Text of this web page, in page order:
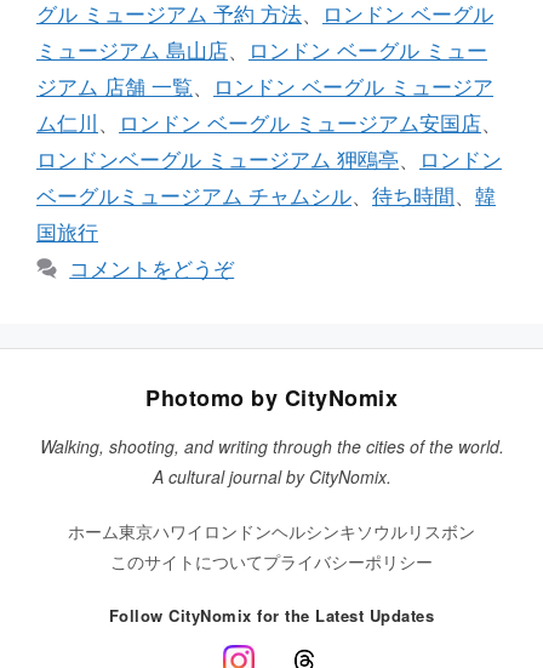
グル ミュージアム 予約 方法、
ロンドン ベーグル
ミュージアム 島山店、
ロンドン ベーグル ミュー
ジアム 店舗 一覧、
ロンドン ベーグル ミュージア
ム仁川 、 ロンドン ベーグル ミュージアム安国店、
ロンドンベーグル ミュージアム 狎鴎亭、
ロンドン
ベーグルミュージアム チャムシル、 待ち時間、 韓
国旅行
コメントをどうぞ
Photomo by CityNomix
Walking, shooting, and writing through the cities of the world.
A cultural journal by CityNomix.
ホーム東京ハワイ ロンドンヘルシンキ ソウルリスボン
このサイトについてプライバシーポリシー
Follow CityNomix for the Latest Updates